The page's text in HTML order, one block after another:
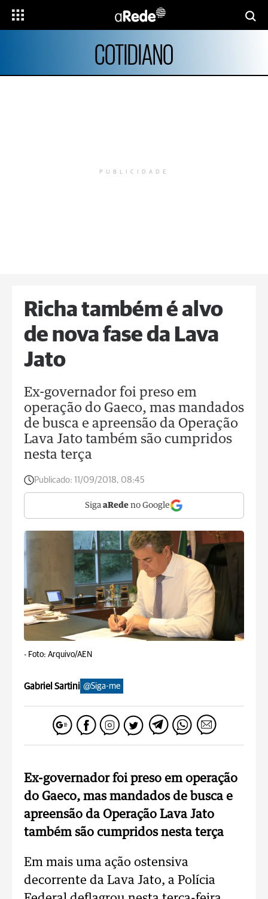
COTIDIANO
PUBLICIDADE
Richa também é alvo
de nova fase da Lava
Jato
Ex-governador foi preso em
operação do Gaeco, mas mandados
de busca e apreensão da Operação
Lava Jato também são cumpridos
nesta terça
Publicado: 11/09/2018, 08:45
Siga aRede no Google
- Foto: Arquivo/AEN
Gabriel Sartini @Siga-me
Ex-governador foi preso em operação
do Gaeco, mas mandados de busca e
apreensão da Operação Lava Jato
também são cumpridos nesta terça
Em mais uma ação ostensiva
decorrente da Lava Jato, a Polícia